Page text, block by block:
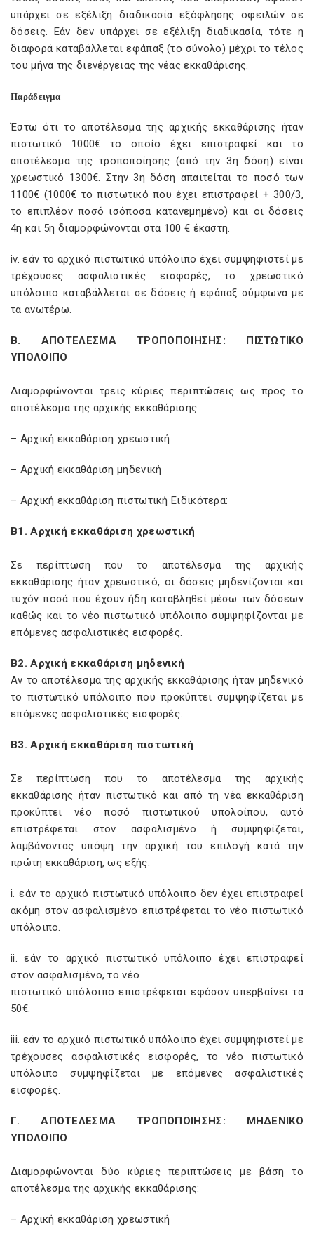
υπάρχει σε εξέλιξη διαδικασία εξόφλησης οφειλών σε
δόσεις. Εάν δεν υπάρχει σε εξέλιξη διαδικασία, τότε η
διαφορά καταβάλλεται εφάπαξ (το σύνολο) μέχρι το τέλος
του μήνα της διενέργειας της νέας εκκαθάρισης.
Παράδειγμα
Έστω ότι το αποτέλεσμα της αρχικής εκκαθάρισης ήταν
πιστωτικό 1000€ το οποίο έχει επιστραφεί και το
αποτέλεσμα της τροποποίησης (από την 3η δόση) είναι
χρεωστικό 1300€. Στην 3η δόση απαιτείται το ποσό των
1100€ (1000€ το πιστωτικό που έχει επιστραφεί + 300/3,
το επιπλέον ποσό ισόποσα κατανεμημένο) και οι δόσεις
4η και 5η διαμορφώνονται στα 100 € έκαστη.
iv. εάν το αρχικό πιστωτικό υπόλοιπο έχει συμψηφιστεί με
τρέχουσες ασφαλιστικές εισφορές, το χρεωστικό
υπόλοιπο καταβάλλεται σε δόσεις ή εφάπαξ σύμφωνα με
τα ανωτέρω.
Β. ΑΠΟΤΕΛΕΣΜΑ ΤΡΟΠΟΠΟΙΗΣΗΣ: ΠΙΣΤΩΤΙΚΟ
ΥΠΟΛΟΙΠΟ
Διαμορφώνονται τρεις κύριες περιπτώσεις ως προς το
αποτέλεσμα της αρχικής εκκαθάρισης:
– Αρχική εκκαθάριση χρεωστική
– Αρχική εκκαθάριση μηδενική
– Αρχική εκκαθάριση πιστωτική Ειδικότερα:
Β1. Αρχική εκκαθάριση χρεωστική
Σε περίπτωση που το αποτέλεσμα της αρχικής
εκκαθάρισης ήταν χρεωστικό, οι δόσεις μηδενίζονται και
τυχόν ποσά που έχουν ήδη καταβληθεί μέσω των δόσεων
καθώς και το νέο πιστωτικό υπόλοιπο συμψηφίζονται με
επόμενες ασφαλιστικές εισφορές.
Β2. Αρχική εκκαθάριση μηδενική
Αν το αποτέλεσμα της αρχικής εκκαθάρισης ήταν μηδενικό
το πιστωτικό υπόλοιπο που προκύπτει συμψηφίζεται με
επόμενες ασφαλιστικές εισφορές.
Β3. Αρχική εκκαθάριση πιστωτική
Σε περίπτωση που το αποτέλεσμα της αρχικής
εκκαθάρισης ήταν πιστωτικό και από τη νέα εκκαθάριση
προκύπτει νέο ποσό πιστωτικού υπολοίπου, αυτό
επιστρέφεται στον ασφαλισμένο ή συμψηφίζεται,
λαμβάνοντας υπόψη την αρχική του επιλογή κατά την
πρώτη εκκαθάριση, ως εξής:
i. εάν το αρχικό πιστωτικό υπόλοιπο δεν έχει επιστραφεί
ακόμη στον ασφαλισμένο επιστρέφεται το νέο πιστωτικό
υπόλοιπο.
ii. εάν το αρχικό πιστωτικό υπόλοιπο έχει επιστραφεί
στον ασφαλισμένο, το νέο
πιστωτικό υπόλοιπο επιστρέφεται εφόσον υπερβαίνει τα
50€.
iii. εάν το αρχικό πιστωτικό υπόλοιπο έχει συμψηφιστεί με
τρέχουσες ασφαλιστικές εισφορές, το νέο πιστωτικό
υπόλοιπο συμψηφίζεται με επόμενες ασφαλιστικές
εισφορές.
Γ. ΑΠΟΤΕΛΕΣΜΑ ΤΡΟΠΟΠΟΙΗΣΗΣ: ΜΗΔΕΝΙΚΟ
ΥΠΟΛΟΙΠΟ
Διαμορφώνονται δύο κύριες περιπτώσεις με βάση το
αποτέλεσμα της αρχικής εκκαθάρισης:
– Αρχική εκκαθάριση χρεωστική